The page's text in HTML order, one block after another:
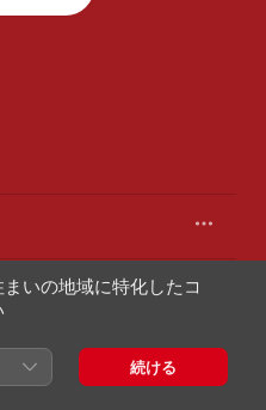
オーヴァー・ミー
ダー・マイ・スキン
いの地域に特化したコ
続ける